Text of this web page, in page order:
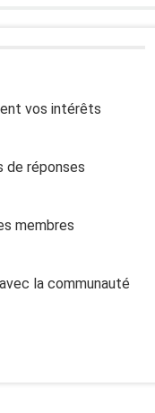
vos intérêts
de réponses
membres
la communauté